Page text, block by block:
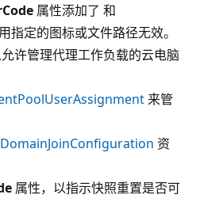
属性添加了 和
定的图标或文件路径无效。
许管理代理工作负载的云电脑
来管
资
属性，以指示快照重置是否可